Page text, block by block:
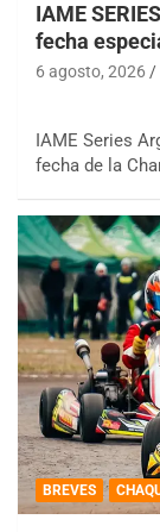
IAME
fecha
6 agosto, 2026
IAME Series
fecha de la
BREVES